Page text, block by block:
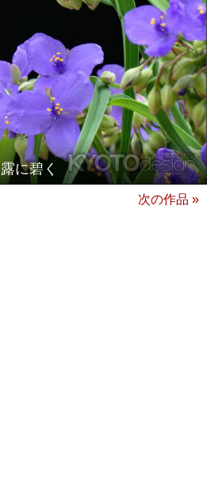
露に碧く
次の作品 »